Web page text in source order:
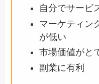
自分でサービ
マーケティン
が低い
市場価値がと
副業に有利